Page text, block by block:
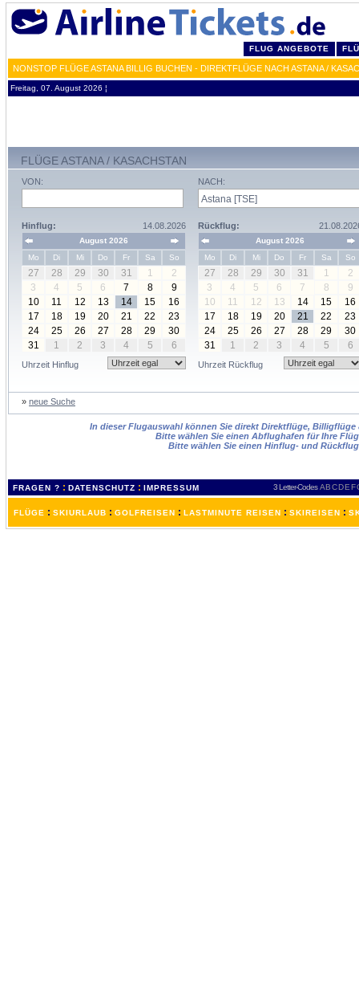
FLUG ANGEBOTE
NONSTOP FLÜGE ASTANA BILLIG BUCHEN - DIREKTFLÜGE NACH ASTANA /
Freitag, 07. August 2026 ¦
FLÜGE ASTANA / KASACHSTAN
VON:
Hinflug: 14.08.2026
August 2026
Mo
Di Mi Do Fr Sa So
27 28 29 30 31 1
2
3
4 5 6 7 8
9
10
11 12 13 14 15
16
17
18 19 20 21 22
23
24
25 26 27 28 29
30
31
1 2 3 4 5 6
Uhrzeit Hinflug
NACH:
Rückflug:
August 2026
Mo
Di Mi Do Fr Sa So
27 28 29 30 31 1
2
3
4 5 6 7 8
9
10
11 12 13 14 15
16
17
18 19 20 21 22
23
24
25 26 27 28 29
30
31
1 2 3 4 5 6
Uhrzeit Rückflug
» neue Suche
In dieser Flugauswahl können Sie direkt Direktflüge,
Bitte wählen Sie einen Abflughafen für Ihre
Bitte wählen Sie einen Hinflug- und
FRAGEN ? : DATENSCHUTZ : IMPRESSUM 3 Letter-Codes ABCDEF
FLÜGE : SKIURLAUB : GOLFREISEN : LASTMINUTE REISEN : SKIREISEN :